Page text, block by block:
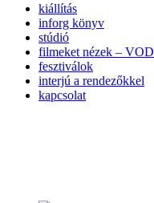
kiállítás
inforg könyv
stúdió
filmeket nézek – VOD
fesztiválok
interjú a rendezőkkel
kapcsolat